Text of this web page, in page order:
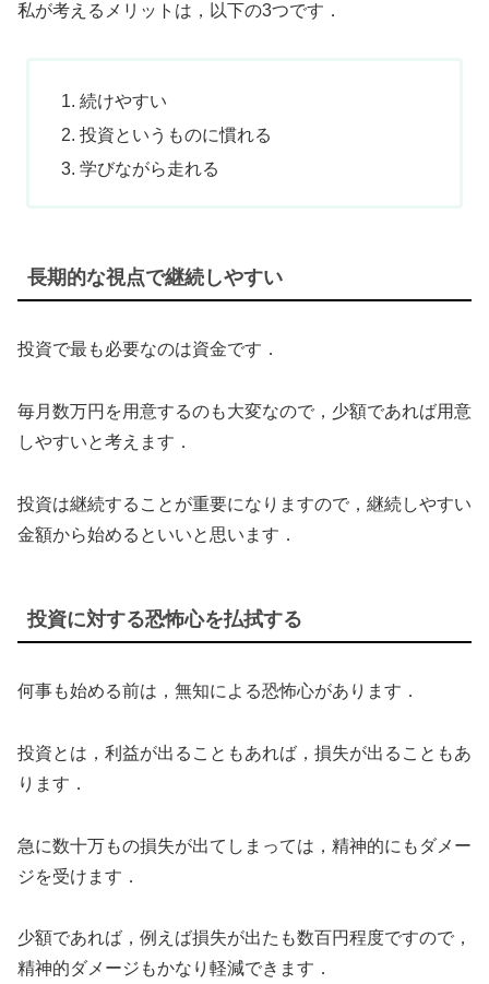
私が考えるメリットは，以下の3つです．
続けやすい
投資というものに慣れる
学びながら走れる
長期的な視点で継続しやすい
投資で最も必要なのは資金です．
毎月数万円を用意するのも大変なので，少額であれば用意
しやすいと考えます．
投資は継続することが重要になりますので，継続しやすい
金額から始めるといいと思います．
投資に対する恐怖心を払拭する
何事も始める前は，無知による恐怖心があります．
投資とは，利益が出ることもあれば，損失が出ることもあ
ります．
急に数十万もの損失が出てしまっては，精神的にもダメー
ジを受けます．
少額であれば，例えば損失が出たも数百円程度ですので，
精神的ダメージもかなり軽減できます．